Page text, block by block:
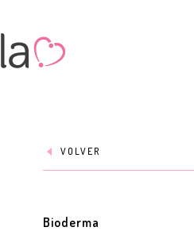
VOLVER
Bioderma